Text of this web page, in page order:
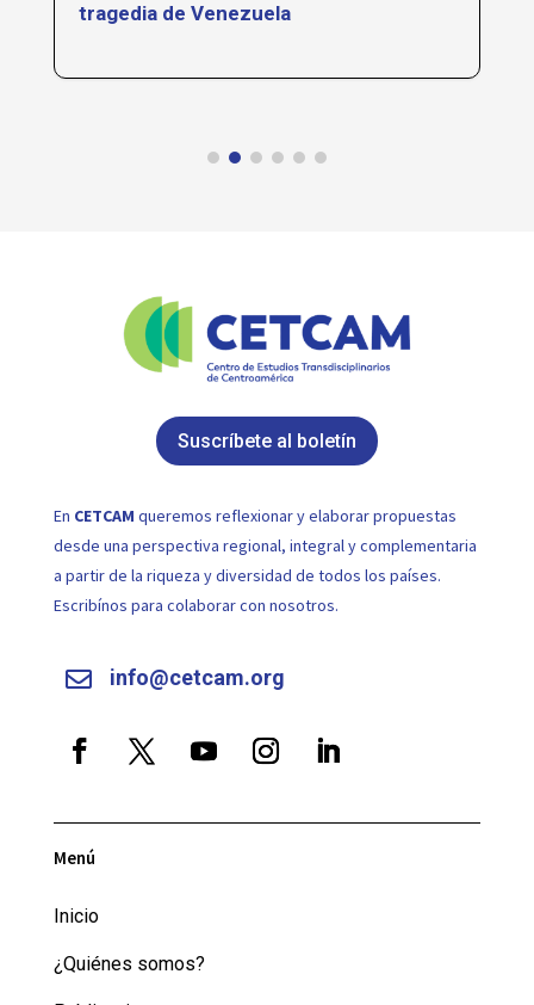
tragedia de Venezuela
Suscríbete al boletín
En CETCAM queremos reflexionar y elaborar propuestas
desde una perspectiva regional, integral y complementaria
a partir de la riqueza y diversidad de todos los países.
Escribínos para colaborar con nosotros.
 info@cetcam.org
Menú
Inicio
¿Quiénes somos?